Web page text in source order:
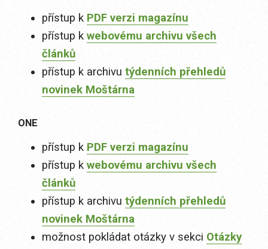
přístup k PDF verzi magazínu
přístup k webovému archivu všech
článků
přístup k archivu týdenních přehledů
novinek Moštárna
ONE
přístup k PDF verzi magazínu
přístup k webovému archivu všech
článků
přístup k archivu týdenních přehledů
novinek Moštárna
možnost pokládat otázky v sekci Otázky